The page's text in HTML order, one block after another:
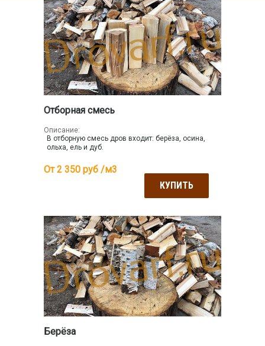
Отборная смесь
Описание:
В отборную смесь дров входит: берёза, осина,
ольха, ель и дуб.
От 2 350 руб /м3
КУПИТЬ
Берёза